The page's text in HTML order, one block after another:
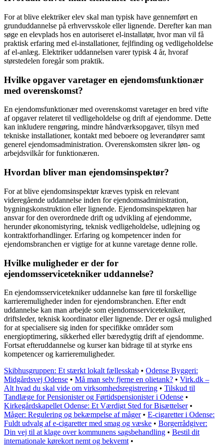
For at blive elektriker elev skal man typisk have gennemført en
grunduddannelse på erhvervsskole eller lignende. Derefter kan man
søge en elevplads hos en autoriseret el-installatør, hvor man vil få
praktisk erfaring med el-installationer, fejlfinding og vedligeholdelse
af el-anlæg. Elektriker uddannelsen varer typisk 4 år, hvoraf
størstedelen foregår som praktik.
Hvilke opgaver varetager en ejendomsfunktionær
med overenskomst?
En ejendomsfunktionær med overenskomst varetager en bred vifte
af opgaver relateret til vedligeholdelse og drift af ejendomme. Dette
kan inkludere rengøring, mindre håndværksopgaver, tilsyn med
tekniske installationer, kontakt med beboere og leverandører samt
generel ejendomsadministration. Overenskomsten sikrer løn- og
arbejdsvilkår for funktionæren.
Hvordan bliver man ejendomsinspektør?
For at blive ejendomsinspektør kræves typisk en relevant
videregående uddannelse inden for ejendomsadministration,
bygningskonstruktion eller lignende. Ejendomsinspektøren har
ansvar for den overordnede drift og udvikling af ejendomme,
herunder økonomistyring, teknisk vedligeholdelse, udlejning og
kontraktforhandlinger. Erfaring og kompetencer inden for
ejendomsbranchen er vigtige for at kunne varetage denne rolle.
Hvilke muligheder er der for
ejendomsservicetekniker uddannelse?
En ejendomsservicetekniker uddannelse kan føre til forskellige
karrieremuligheder inden for ejendomsbranchen. Efter endt
uddannelse kan man arbejde som ejendomsservicetekniker,
driftsleder, teknisk koordinator eller lignende. Der er også mulighed
for at specialisere sig inden for specifikke områder som
energioptimering, sikkerhed eller bæredygtig drift af ejendomme.
Fortsat efteruddannelse og kurser kan bidrage til at styrke ens
kompetencer og karrieremuligheder.
Skibhusgruppen: Et stærkt lokalt fællesskab • Odense Byggeri:
Midgårdsvej Odense • Må man selv fjerne en olietank? • Virk.dk –
Alt hvad du skal vide om virksomhedsregistrering • Tilskud til
Tandlæge for Pensionister og Førtidspensionister i Odense •
Kirkegårdskapellet Odense: Et Værdigt Sted for Bisættelser•
Måger: Regulering og bekæmpelse af måger• E-cigaretter i Odense:
Fuldt udvalg af e-cigaretter med smag og væske • Borgerrådgiver:
Din vej til at klage over kommunens sagsbehandling • Bestil dit
internationale kørekort nemt og bekvemt •